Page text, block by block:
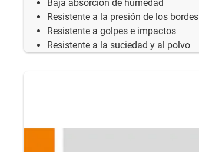
Baja absorción de humedad
Resistente a la presión de los bordes
Resistente a golpes e impactos
Resistente a la suciedad y al polvo